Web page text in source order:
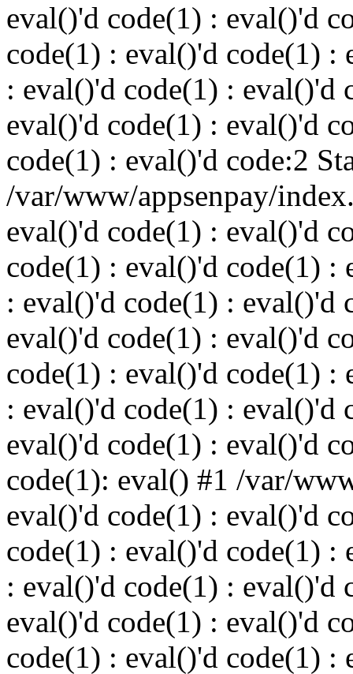
eval()'d code(1) : eval()'d
code(1) : eval()'d code(1) :
: eval()'d code(1) : eval()'d
eval()'d code(1) : eval()'d
code(1) : eval()'d code:2
/var/www/appsenpay/
eval()'d code(1) : eval()'d
code(1) : eval()'d code(1) :
: eval()'d code(1) : eval()'d
eval()'d code(1) : eval()'d
code(1) : eval()'d code(1) :
: eval()'d code(1) : eval()'d
eval()'d code(1) : eval()'d
code(1): eval() #1 /var/
eval()'d code(1) : eval()'d
code(1) : eval()'d code(1) :
: eval()'d code(1) : eval()'d
eval()'d code(1) : eval()'d
code(1) : eval()'d code(1) :